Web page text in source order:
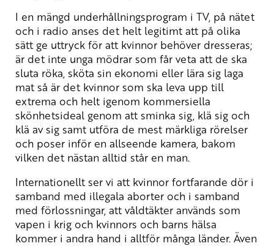
I en mängd underhållningsprogram i TV, på nätet
och i radio anses det helt legitimt att på olika
sätt ge uttryck för att kvinnor behöver dresseras;
är det inte unga mödrar som får veta att de ska
sluta röka, sköta sin ekonomi eller lära sig laga
mat så är det kvinnor som ska leva upp till
extrema och helt igenom kommersiella
skönhetsideal genom att sminka sig, klä sig och
klä av sig samt utföra de mest märkliga rörelser
och poser inför en allseende kamera, bakom
vilken det nästan alltid står en man.
Internationellt ser vi att kvinnor fortfarande dör i
samband med illegala aborter och i samband
med förlossningar, att våldtäkter används som
vapen i krig och kvinnors och barns hälsa
kommer i andra hand i alltför många länder. Även